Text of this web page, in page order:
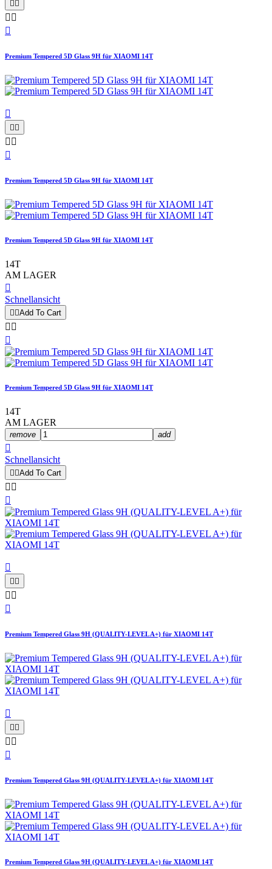
 
 

Premium Tempered 5D Glass 9H für XIAOMI 14T

 
 

Premium Tempered 5D Glass 9H für XIAOMI 14T
Premium Tempered 5D Glass 9H für XIAOMI 14T
14T
AM LAGER

Schnellansicht
 Add To Cart
 

Premium Tempered 5D Glass 9H für XIAOMI 14T
14T
AM LAGER
remove add

Schnellansicht
 Add To Cart
 


 
 

Premium Tempered Glass 9H (QUALITY-LEVEL A+) für XIAOMI 14T

 
 

Premium Tempered Glass 9H (QUALITY-LEVEL A+) für XIAOMI 14T
Premium Tempered Glass 9H (QUALITY-LEVEL A+) für XIAOMI 14T